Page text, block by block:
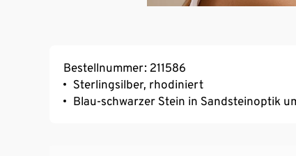
Bestellnummer: 211586
Sterlingsilber, rhodiniert
Blau-schwarzer Stein in Sandsteinoptik